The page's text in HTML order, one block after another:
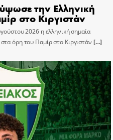
την Ελληνική
στο Κιργιστάν
2026 η ελληνική σημαία
όρη του Παμίρ στο Κιργιστάν […]